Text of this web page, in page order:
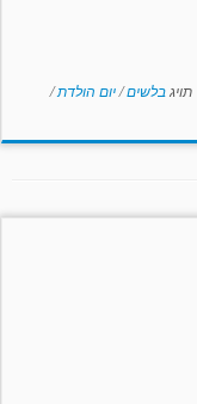
תויגבלשים/יום הולדת/